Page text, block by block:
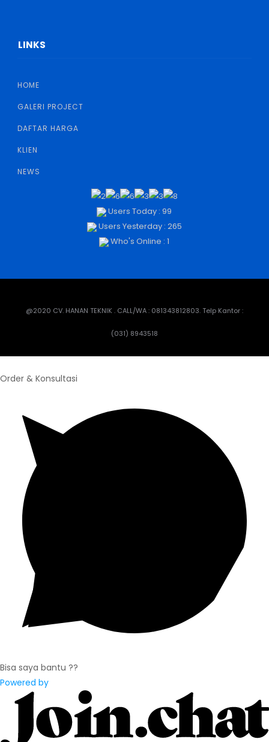
LINKS
HOME
GALERI PROJECT
DAFTAR HARGA
KLIEN
NEWS
Users Today : 99
Users Yesterday : 265
Who's Online : 1
@2020 CV. HANAN TEKNIK . CALL/WA : 081343812803. Telp Kantor :
(031) 8943518
Order & Konsultasi
Bisa saya bantu ??
Powered by